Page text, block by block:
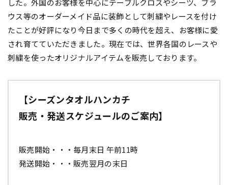
した。外国のお客様を中心にテーブルクロスやシーツ、ブラ
ウス等のオーダーメイド品に装飾として刺繍やレースを付け
たことが好評になり今日まで多くの時代を超え、お客様に愛
され育てていただきました。現在では、世界各国のレースや
刺繍を使ったオリジナルアイテムを販売しております。
【シーズンタオルハンカチ
販売・発送スケジュールのご案内】
販売開始・・・毎月末日 午前11時
発送開始・・・販売翌月の末日